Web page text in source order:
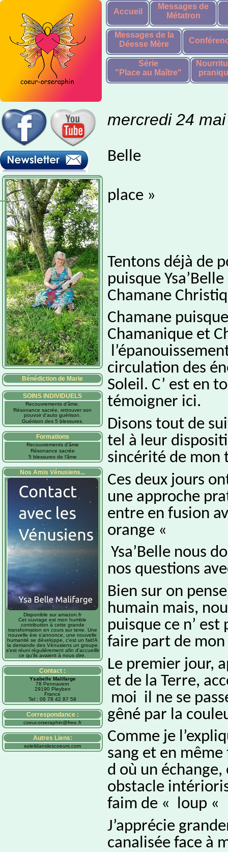
Bénédiction de Marie
SOINS INDIVIDUELS
Recouvrements d'âme.
Résonance sacrée, retrouver son
pouvoir d'auto guérison.
Guérison des 5 blessures.
Formations
Recouvrements d'âme
Résonance sacrée
5 blessures de l'âme
Nos Amis Vénusiens...
Disponible sur amazon.fr
Cet ouvrage est mon humble
contribution à cette grande
transformation en cours sur terre. Une
nouvelle ère s'annonce, une nouvelle
humanité se développe, c'est un fait!A
la demande des Vénusiens un groupe
s'est réuni régulièrement afin d'accueillir
ce qu'ils avaient à nous dire.
Contact :
Ysabelle Malifarge
78 Pennavern
29190 Pleyben
France
Tel : 06 78 42 87 58
Correspondance :
coeur.orseraphin@free.fr
Autres Liens:
soleildanslescoeurs.com
Accueil
Messages de
Métatron
Messages de la
Déesse Mère
Série
"Place au Maître"
mercredi 24
Belle
place »
Tentons déjà de
puisque
Chamane
Chamane
Chamanique et
circulation des
Soleil. C’ est en
témoigner ici.
Disons tout de
tel à leur
sincérité de mon
Ces deux jours
une approche
entre en fusion
orange «
Ysa’Belle nous
nos questions
Bien sur on
humain mais,
puisque ce n’
faire part de mon
Le premier jour,
et de la Terre,
moi il ne se
gêné par la
Comme je
sang et en
d où un échange,
obstacle
faim de « loup «
J’apprécie
canalisée face à